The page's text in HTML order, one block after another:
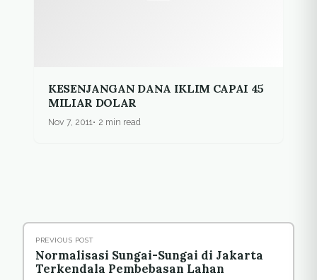
KESENJANGAN DANA IKLIM CAPAI 45
MILIAR DOLAR
Nov 7, 2011 2 min read
PREVIOUS POST
Normalisasi Sungai-Sungai di Jakarta
Terkendala Pembebasan Lahan